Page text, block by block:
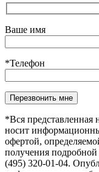
Ваше имя
*Телефон
Оставьте это поле
*Вся представленная
носит
офертой,
получения
(495) 320-01-04.